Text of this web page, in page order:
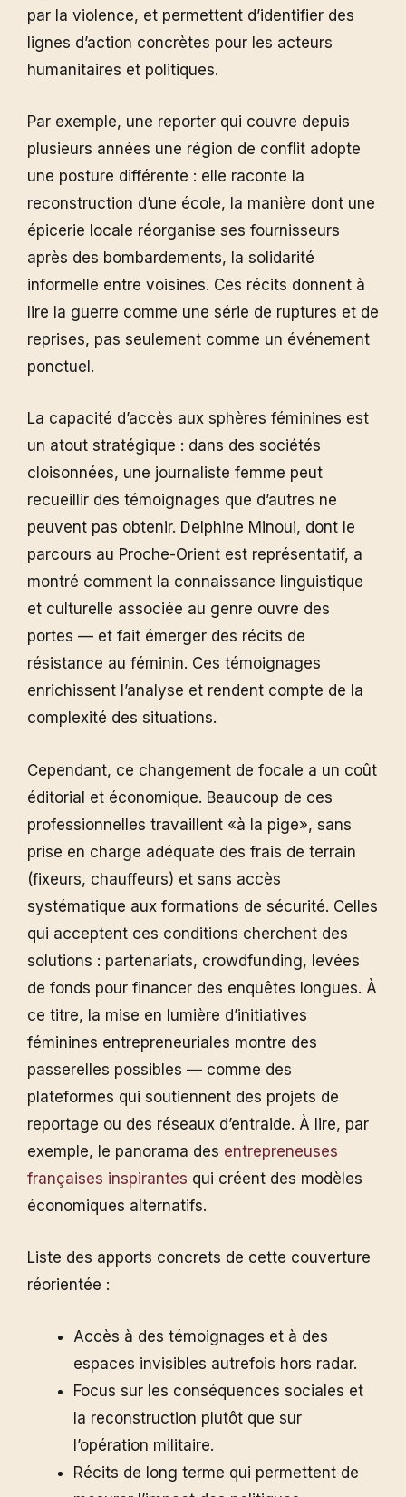
par la violence, et permettent d’identifier des
lignes d’action concrètes pour les acteurs
humanitaires et politiques.
Par exemple, une reporter qui couvre depuis
plusieurs années une région de conflit adopte
une posture différente : elle raconte la
reconstruction d’une école, la manière dont une
épicerie locale réorganise ses fournisseurs
après des bombardements, la solidarité
informelle entre voisines. Ces récits donnent à
lire la guerre comme une série de ruptures et de
reprises, pas seulement comme un événement
ponctuel.
La capacité d’accès aux sphères féminines est
un atout stratégique : dans des sociétés
cloisonnées, une journaliste femme peut
recueillir des témoignages que d’autres ne
peuvent pas obtenir. Delphine Minoui, dont le
parcours au Proche-Orient est représentatif, a
montré comment la connaissance linguistique
et culturelle associée au genre ouvre des
portes — et fait émerger des récits de
résistance au féminin. Ces témoignages
enrichissent l’analyse et rendent compte de la
complexité des situations.
Cependant, ce changement de focale a un coût
éditorial et économique. Beaucoup de ces
professionnelles travaillent «à la pige», sans
prise en charge adéquate des frais de terrain
(fixeurs, chauffeurs) et sans accès
systématique aux formations de sécurité. Celles
qui acceptent ces conditions cherchent des
solutions : partenariats, crowdfunding, levées
de fonds pour financer des enquêtes longues. À
ce titre, la mise en lumière d’initiatives
féminines entrepreneuriales montre des
passerelles possibles — comme des
plateformes qui soutiennent des projets de
reportage ou des réseaux d’entraide. À lire, par
exemple, le panorama des entrepreneuses
françaises inspirantes qui créent des modèles
économiques alternatifs.
Liste des apports concrets de cette couverture
réorientée :
Accès à des témoignages et à des
espaces invisibles autrefois hors radar.
Focus sur les conséquences sociales et
la reconstruction plutôt que sur
l’opération militaire.
Récits de long terme qui permettent de